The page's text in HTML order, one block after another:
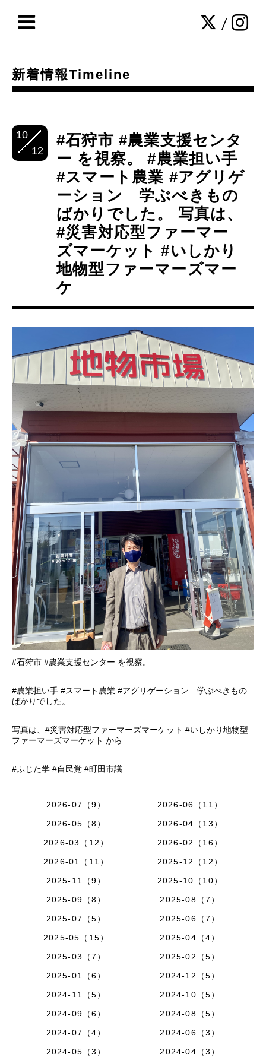
/
新着情報Timeline
10
12
#石狩市 #農業支援センタ
ー を視察。 #農業担い手
#スマート農業 #アグリゲ
ーション 学ぶべきもの
ばかりでした。 写真は、
#災害対応型ファーマー
ズマーケット #いしかり
地物型ファーマーズマー
ケ
#石狩市 #農業支援センター を視察。
#農業担い手 #スマート農業 #アグリゲーション 学ぶべきもの
ばかりでした。
写真は、#災害対応型ファーマーズマーケット #いしかり地物型
ファーマーズマーケット から
#ふじた学 #自民党 #町田市議
2026-07（9）
2026-06（11）
2026-05（8）
2026-04（13）
2026-03（12）
2026-02（16）
2026-01（11）
2025-12（12）
2025-11（9）
2025-10（10）
2025-09（8）
2025-08（7）
2025-07（5）
2025-06（7）
2025-05（15）
2025-04（4）
2025-03（7）
2025-02（5）
2025-01（6）
2024-12（5）
2024-11（5）
2024-10（5）
2024-09（6）
2024-08（5）
2024-07（4）
2024-06（3）
2024-05（3）
2024-04（3）